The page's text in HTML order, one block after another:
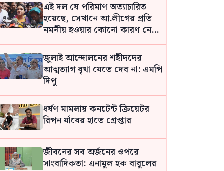
এই দল যে পরিমাণ অত্যাচারিত
হয়েছে, সেখানে আ.লীগের প্রতি
নমনীয় হওয়ার কোনো কারণ নেই:
সমাজকল্যাণ প্রতিমন্ত্রী
জুলাই আন্দোলনের শহীদদের
আত্মত্যাগ বৃথা যেতে দেব না: এমপি
দিপু
ধর্ষণ মামলায় কনটেন্ট ক্রিয়েটর
রিপন র্যাবের হাতে গ্রেপ্তার
জীবনের সব অর্জনের ওপরে
সাংবাদিকতা: এনামুল হক বাবুলের